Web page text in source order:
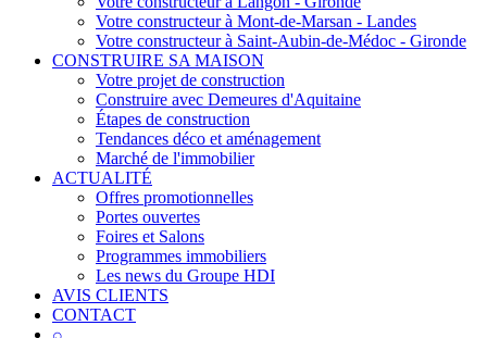
Votre constructeur à Mont-de-Marsan - Landes
Votre constructeur à Saint-Aubin-de-Médoc - Gironde
CONSTRUIRE SA MAISON
Votre projet de construction
Construire avec Demeures d'Aquitaine
Étapes de construction
Tendances déco et aménagement
Marché de l'immobilier
ACTUALITÉ
Offres promotionnelles
Portes ouvertes
Foires et Salons
Programmes immobiliers
Les news du Groupe HDI
AVIS CLIENTS
CONTACT
⌕